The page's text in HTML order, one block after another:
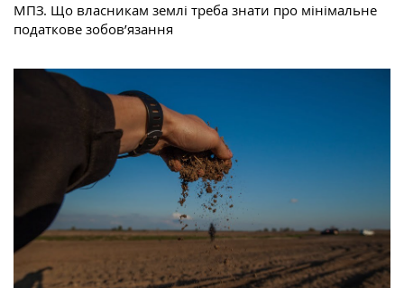
МПЗ. Що власникам землі треба знати про мінімальне
податкове зобов’язання